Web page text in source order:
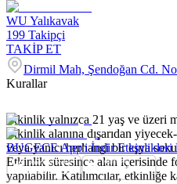
WU Yalıkavak
199 Takipçi
TAKİP ET
Dirmil Mah, Şendoğan Cd.
Kurallar
Etkinlik yalnızca 21 yaş ve üzeri
Etkinlik alanına dışarıdan
veya yanıcı herhangi bir eşya
Etkinlik süresince alan içerisinde
yapılabilir. Katılımcılar, etkinliğe
BUGECE App'i İndir Etkinlikleri